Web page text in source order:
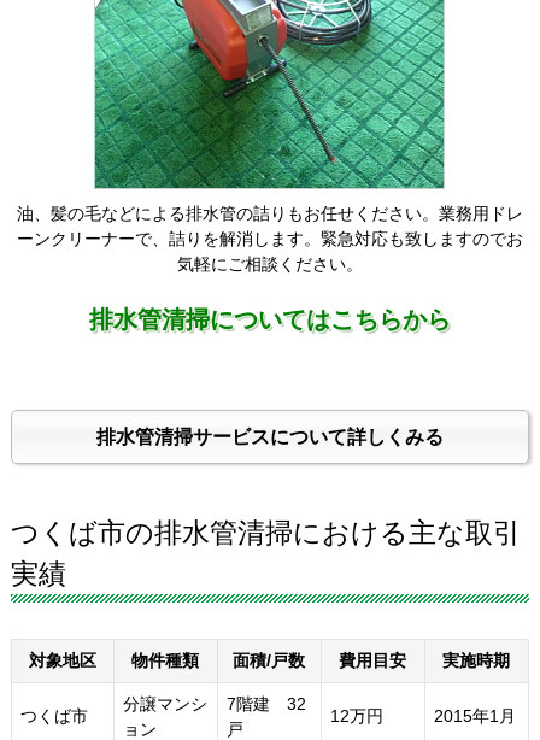
油、髪の毛などによる排水管の詰りもお任せください。業務用ドレ
ーンクリーナーで、詰りを解消します。緊急対応も致しますのでお
気軽にご相談ください。
排水管清掃についてはこちらから
排水管清掃サービスについて詳しくみる
つくば市の排水管清掃における主な取引
実績
対象地区 物件種類 面積/戸数 費用目安 実施時期
つくば市
分譲マンシ
ョン
7階建 32
戸
12万円 2015年1月